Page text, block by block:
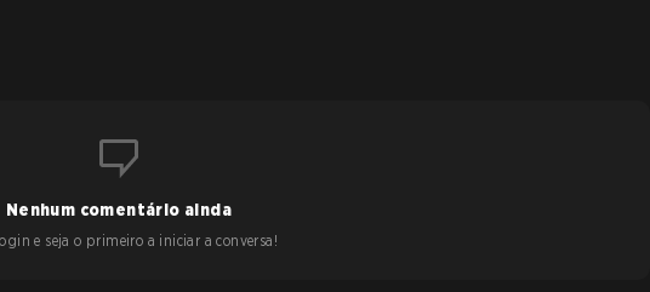
Nenhum comentário ainda
e seja o primeiro a iniciar a conversa!